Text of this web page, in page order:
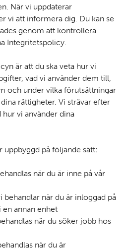
När vi uppdaterar
vi att informera dig. Du kan se
genom att kontrollera
Integritetspolicy.
är att du ska veta hur vi
vad vi använder dem till,
och under vilka förutsättningar
rättigheter. Vi strävar efter
vi använder dina
på följande sätt:
när du är inne på vår
när du är inloggad på
annan enhet
när du söker jobb hos
när du är